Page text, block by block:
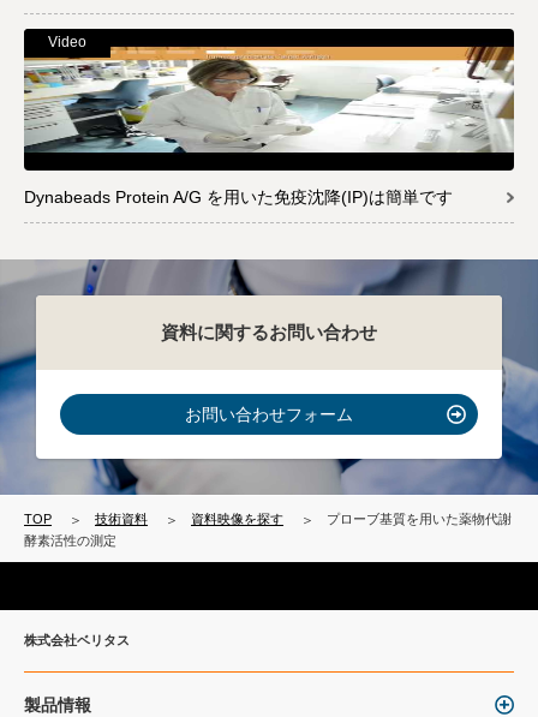
Video
Dynabeads Protein A/G を用いた免疫沈降(IP)は簡単です
資料に関するお問い合わせ
お問い合わせフォーム
TOP 技術資料 資料映像を探す
プローブ基質を用いた薬物代謝
酵素活性の測定
株式会社ベリタス
製品情報